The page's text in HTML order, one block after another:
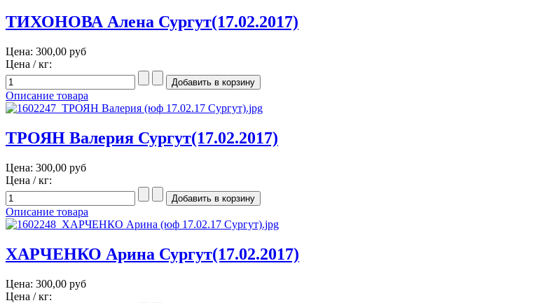
ТИХОНОВА Алена Сургут(17.02.2017)
Цена: 300,00 руб
Цена / кг:
Описание товара
ТРОЯН Валерия Сургут(17.02.2017)
Цена: 300,00 руб
Цена / кг:
Описание товара
ХАРЧЕНКО Арина Сургут(17.02.2017)
Цена: 300,00 руб
Цена / кг: